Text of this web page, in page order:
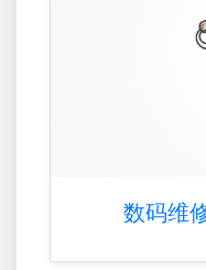
数码维